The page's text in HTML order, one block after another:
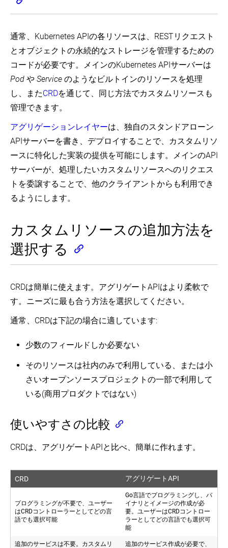
通常、Kubernetes APIの各リソースは、RESTリクエスト
とオブジェクトの永続的なストレージを管理するための
コードが必要です。メインのKubernetes APIサーバーは
Pod や Service のようなビルトインのリソースを処理
し、またCRDを通じて、同じ方法でカスタムリソースも
管理できます。
アグリゲーションレイヤーは、独自のスタンドアローン
APIサーバーを書き、デプロイすることで、カスタムリソ
ースに特化した実装の提供を可能にします。メインのAPI
サーバーが、処理したいカスタムリソースへのリクエス
トを委譲することで、他のクライアントからも利用でき
るようにします。
カスタムリソースの追加方法を
選択する
CRDは簡単に使えます。アグリゲートAPIはより柔軟で
す。ニーズに最も合う方法を選択してください。
通常、CRDは下記の場合に適しています:
少数のフィールドしか必要ない
そのリソースは社内のみで利用している、または小
さいオープンソースプロジェクトの一部で利用して
いる(商用プロダクトではない)
使いやすさの比較
CRDは、アグリゲートAPIと比べ、簡単に作れます。
CRD アグリゲートAPI
プログラミングが不要で、ユーザー
はCRDコントローラーとしてどの言
語でも選択可能
Go言語でプログラミングし、バ
イナリとイメージの作成が必
要。ユーザーはCRDコントロー
ラーとしてどの言語でも選択可
能
追加のサービスは不要。カスタムリ
追加のサービス作成が必要で、